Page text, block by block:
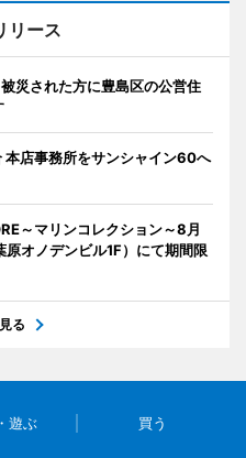
リース
災された方に豊島区の公営住
本店事務所をサンシャイン60へ
～マリンコレクション～8月
オノデンビル1F）にて期間限
る
遊ぶ 買う